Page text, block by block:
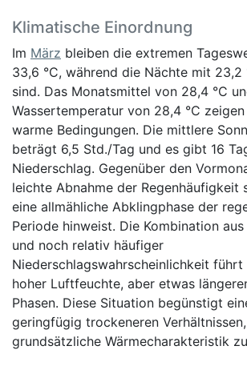
Klimatische Einordnung
Im März bleiben die extremen
33,6 °C, während die Nächte mit 23,2
sind. Das Monatsmittel von 28,4 °C
Wassertemperatur von 28,4 °C
warme Bedingungen. Die mittlere
beträgt 6,5 Std./Tag und es gibt 16
Niederschlag. Gegenüber den
leichte Abnahme der Regenhäufigkeit
eine allmähliche Abklingphase der
Periode hinweist. Die Kombination
und noch relativ häufiger
Niederschlagswahrscheinlichkeit
hoher Luftfeuchte, aber etwas
Phasen. Diese Situation begünstigt
geringfügig trockeneren
grundsätzliche Wärmecharakteristik